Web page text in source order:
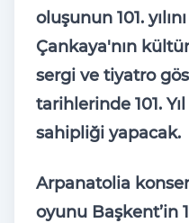
oluşunun 101.
Çankaya'nın
sergi ve tiyatro
tarihlerinde 101.
sahipliği yapacak.
Arpanatolia
oyunu Başkent’in